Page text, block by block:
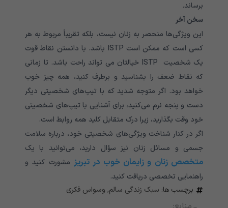
برساند.
سخن آخر
این ویژگی‌ها منحصر به زنان نیست، بلکه تقریباً مربوط به هر
کسی است که ممکن است ISTP باشد. با دانستن نقاط قوت
یک شخصیت ISTP خیالتان می تواند راحت باشد. تا زمانی
که نقاط ضعف را بشناسید و برطرف کنید، همه چیز خوب
خواهد بود. اگر متوجه شدید که با تیپ‌های شخصیتی دیگر
دست و پنجه نرم می‌کنید، برای آشنایی با تیپ‌های شخصیتی
خود وقت بگذارید، زیرا درک متقابل کلید همه روابط است.
اگر در کنار شناخت ویژگی‌های شخصیتی خود، درباره سلامت
جسمی و مسائل زنان نیز سؤال دارید، می‌توانید با یک
متخصص زنان و زایمان خوب در تبریز مشورت کنید و
راهنمایی تخصصی دریافت کنید.
برچسب ها: سبک زندگی سالم, وسواس فکری